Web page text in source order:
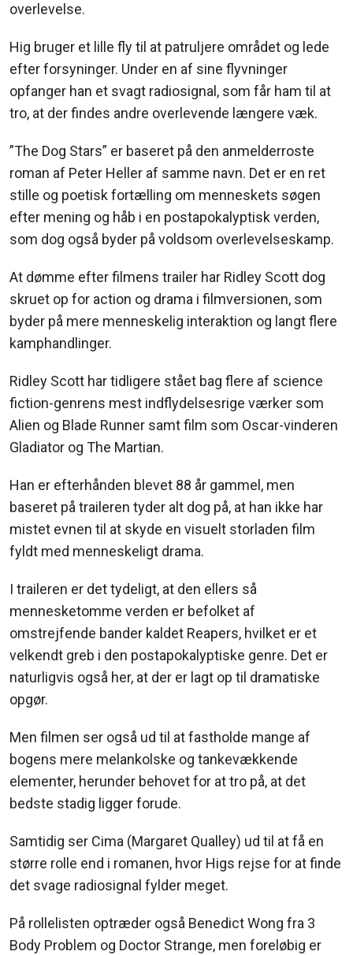
overlevelse.
Hig bruger et lille fly til at patruljere området og lede
efter forsyninger. Under en af sine flyvninger
opfanger han et svagt radiosignal, som får ham til at
tro, at der findes andre overlevende længere væk.
”The Dog Stars” er baseret på den anmelderroste
roman af Peter Heller af samme navn. Det er en ret
stille og poetisk fortælling om menneskets søgen
efter mening og håb i en postapokalyptisk verden,
som dog også byder på voldsom overlevelseskamp.
At dømme efter filmens trailer har Ridley Scott dog
skruet op for action og drama i filmversionen, som
byder på mere menneskelig interaktion og langt flere
kamphandlinger.
Ridley Scott har tidligere stået bag flere af science
fiction-genrens mest indflydelsesrige værker som
Alien og Blade Runner samt film som Oscar-vinderen
Gladiator og The Martian.
Han er efterhånden blevet 88 år gammel, men
baseret på traileren tyder alt dog på, at han ikke har
mistet evnen til at skyde en visuelt storladen film
fyldt med menneskeligt drama.
I traileren er det tydeligt, at den ellers så
mennesketomme verden er befolket af
omstrejfende bander kaldet Reapers, hvilket er et
velkendt greb i den postapokalyptiske genre. Det er
naturligvis også her, at der er lagt op til dramatiske
opgør.
Men filmen ser også ud til at fastholde mange af
bogens mere melankolske og tankevækkende
elementer, herunder behovet for at tro på, at det
bedste stadig ligger forude.
Samtidig ser Cima (Margaret Qualley) ud til at få en
større rolle end i romanen, hvor Higs rejse for at finde
det svage radiosignal fylder meget.
På rollelisten optræder også Benedict Wong fra 3
Body Problem og Doctor Strange, men foreløbig er